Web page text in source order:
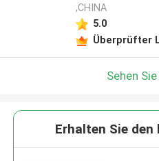
,CHINA
5.0
Überprüfter
Sehen
Erhalten Sie